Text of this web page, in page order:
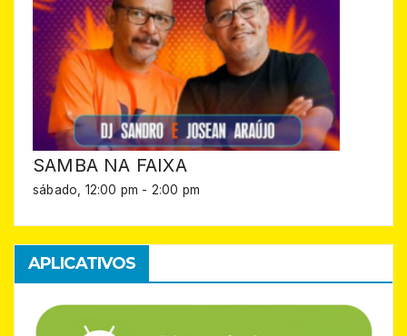
SAMBA NA FAIXA
sábado, 12:00 pm - 2:00 pm
APLICATIVOS